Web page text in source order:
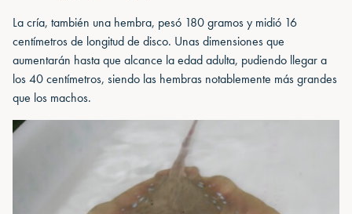
La cría, también una hembra, pesó 180 gramos y midió 16
centímetros de longitud de disco. Unas dimensiones que
aumentarán hasta que alcance la edad adulta, pudiendo llegar a
los 40 centímetros, siendo las hembras notablemente más grandes
que los machos.